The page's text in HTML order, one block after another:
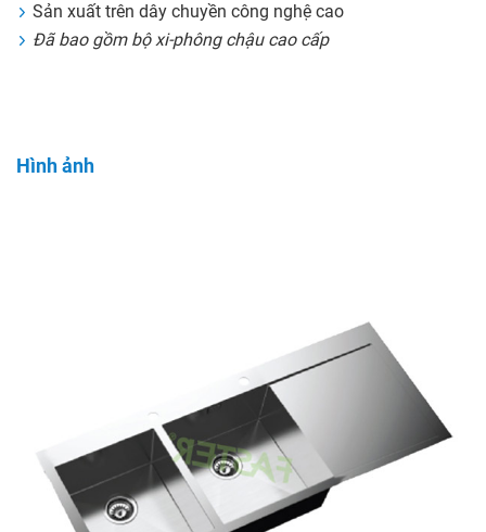
Sản xuất trên dây chuyền công nghệ cao
Đã bao gồm bộ xi-phông chậu cao cấp
Hình ảnh